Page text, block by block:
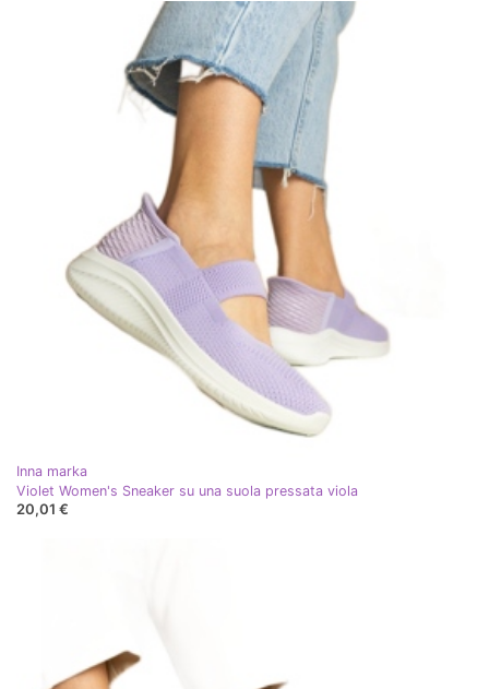
Inna marka
Violet Women's Sneaker su una suola pressata viola
20,01 €